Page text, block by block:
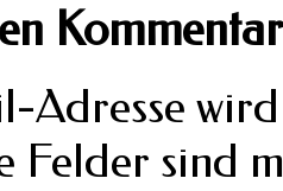
Kommentar
Adresse
Felder sind